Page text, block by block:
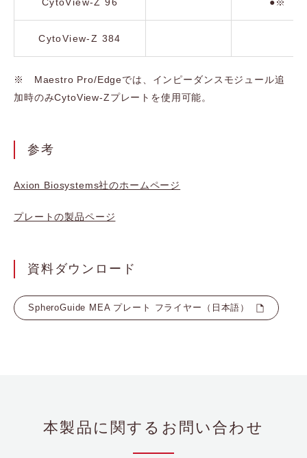
CytoView-Z 384
※ Maestro Pro/Edgeでは、インピーダンスモジュール追
加時のみCytoView-Zプレートを使用可能。
参考
Axion Biosystems社のホームページ
プレートの製品ページ
資料ダウンロード
SpheroGuide MEA プレート フライヤー（日本語）
本製品に関するお問い合わせ